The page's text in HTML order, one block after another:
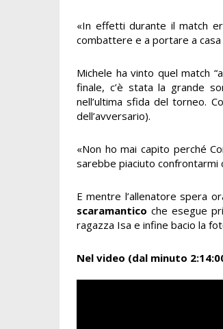
«In effetti durante il match
combattere e a portare a casa
Michele ha vinto quel match
finale, c’è stata la grande
nell’ultima sfida del torneo.
dell’avversario).
«Non ho mai capito perché
sarebbe piaciuto confrontarmi
E mentre l’allenatore spera
scaramanticoche esegue
ragazza Isa e infine bacio la
Nel video (dal minuto